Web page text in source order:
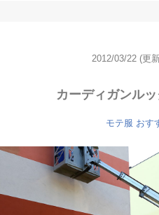
2012/03/22 (更
カーディガンル
モテ服 おす